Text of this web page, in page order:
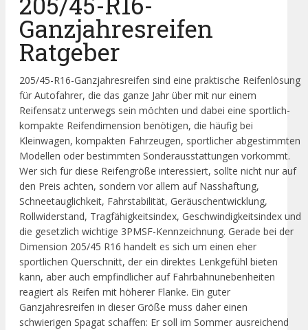
Ganzjahresreifen
Ratgeber
205/45-R16-Ganzjahresreifen sind eine praktische Reifenlösung
für Autofahrer, die das ganze Jahr über mit nur einem
Reifensatz unterwegs sein möchten und dabei eine sportlich-
kompakte Reifendimension benötigen, die häufig bei
Kleinwagen, kompakten Fahrzeugen, sportlicher abgestimmten
Modellen oder bestimmten Sonderausstattungen vorkommt.
Wer sich für diese Reifengröße interessiert, sollte nicht nur auf
den Preis achten, sondern vor allem auf Nasshaftung,
Schneetauglichkeit, Fahrstabilität, Geräuschentwicklung,
Rollwiderstand, Tragfähigkeitsindex, Geschwindigkeitsindex und
die gesetzlich wichtige 3PMSF-Kennzeichnung. Gerade bei der
Dimension 205/45 R16 handelt es sich um einen eher
sportlichen Querschnitt, der ein direktes Lenkgefühl bieten
kann, aber auch empfindlicher auf Fahrbahnunebenheiten
reagiert als Reifen mit höherer Flanke. Ein guter
Ganzjahresreifen in dieser Größe muss daher einen
schwierigen Spagat schaffen: Er soll im Sommer ausreichend